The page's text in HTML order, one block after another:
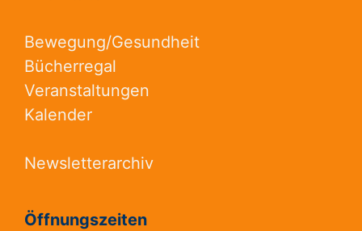
Bewegung/Gesundheit
Bücherregal
Veranstaltungen
Kalender
Newsletterarchiv
Öffnungszeiten